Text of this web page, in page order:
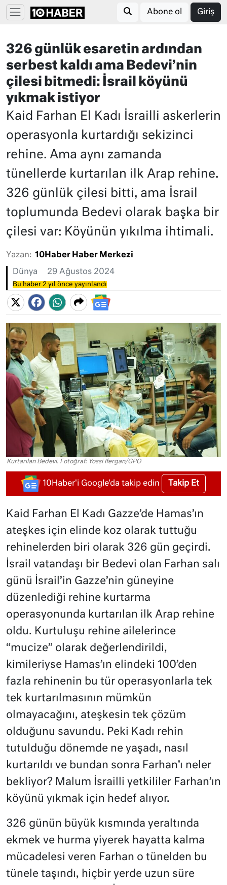
Abone ol Giriş
326 günlük esaretin ardından
serbest kaldı ama Bedevi’nin
çilesi bitmedi: İsrail köyünü
yıkmak istiyor
Kaid Farhan El Kadı İsrailli askerlerin
operasyonla kurtardığı sekizinci
rehine. Ama aynı zamanda
tünellerde kurtarılan ilk Arap rehine.
326 günlük çilesi bitti, ama İsrail
toplumunda Bedevi olarak başka bir
çilesi var: Köyünün yıkılma ihtimali.
Yazan: 10Haber Haber Merkezi
Dünya 29 Ağustos 2024
Bu haber 2 yıl önce yayınlandı
Kurtarılan Bedevi. Fotoğraf: Yossi Ifergan/GPO
10Haber'i Google'da takip edin Takip Et
Kaid Farhan El Kadı Gazze’de Hamas’ın
ateşkes için elinde koz olarak tuttuğu
rehinelerden biri olarak 326 gün geçirdi.
İsrail vatandaşı bir Bedevi olan Farhan salı
günü İsrail’in Gazze’nin güneyine
düzenlediği rehine kurtarma
operasyonunda kurtarılan ilk Arap rehine
oldu. Kurtuluşu rehine ailelerince
“mucize” olarak değerlendirildi,
kimileriyse Hamas’ın elindeki 100’den
fazla rehinenin bu tür operasyonlarla tek
tek kurtarılmasının mümkün
olmayacağını, ateşkesin tek çözüm
olduğunu savundu. Peki Kadı rehin
tutulduğu dönemde ne yaşadı, nasıl
kurtarıldı ve bundan sonra Farhan’ı neler
bekliyor? Malum İsrailli yetkililer Farhan’ın
köyünü yıkmak için hedef alıyor.
326 günün büyük kısmında yeraltında
ekmek ve hurma yiyerek hayatta kalma
mücadelesi veren Farhan o tünelden bu
tünele taşındı, hiçbir yerde uzun süre